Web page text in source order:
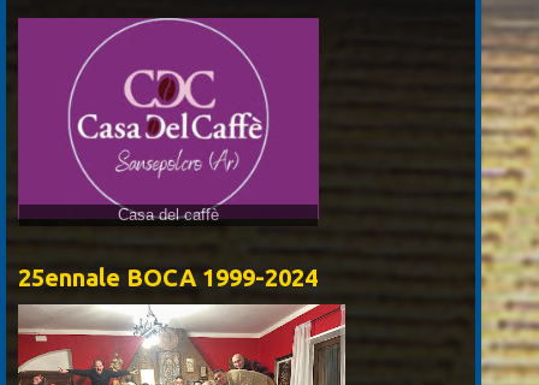
Casa del caffè
25ennale BOCA 1999-2024